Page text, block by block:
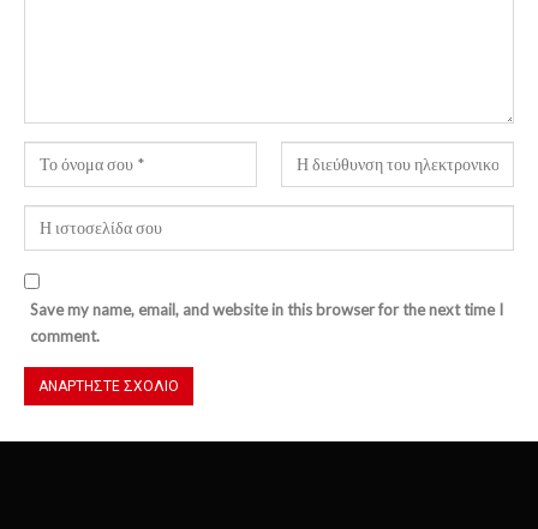
Save my name, email, and website in this browser for the next time I
comment.